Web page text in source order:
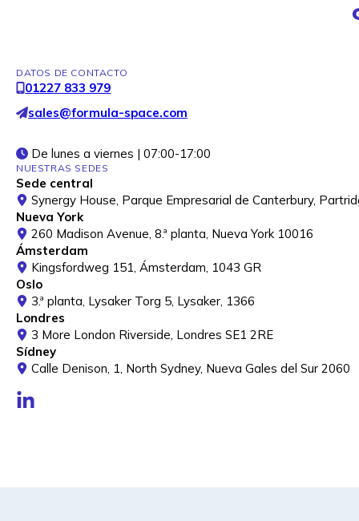
DATOS DE CONTACTO
01227 833 979
sales@formula-space.com
De lunes a viernes | 07:00-17:00
NUESTRAS SEDES
Sede central
Synergy House, Parque Empresarial de Canterbury,
Nueva York
260 Madison Avenue, 8.ª planta, Nueva York 10016
Ámsterdam
Kingsfordweg 151, Ámsterdam, 1043 GR
Oslo
3.ª planta, Lysaker Torg 5, Lysaker, 1366
Londres
3 More London Riverside, Londres SE1 2RE
Sídney
Calle Denison, 1, North Sydney, Nueva Gales del Sur 2060